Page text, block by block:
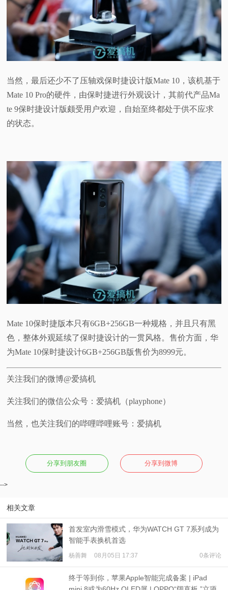
当然，最后还少不了压轴戏保时捷设计版Mate 10，该机基于
Mate 10 Pro的硬件，由保时捷进行外观设计，其前代产品Ma
te 9保时捷设计版颇受用户欢迎，自始至终都处于供不应求
的状态。
Mate 10保时捷版本只有6GB+256GB一种规格，并且只有黑
色，整体外观延续了保时捷设计的一贯风格。售价方面，华
为Mate 10保时捷设计6GB+256GB版售价为8999元。
关注我们的微博@爱搞机
关注我们的微信公众号：爱搞机（playphone）
当然，也关注我们的哔哩哔哩账号：爱搞机
分享到朋友圈 分享到微博
-->
相关文章
首发室内滑雪模式，华为WATCH GT 7系列成为
智能手表换机首选
杨善舞 08月05日 17:37 0条评论
终于等到你，苹果Apple智能完成备案 | iPad